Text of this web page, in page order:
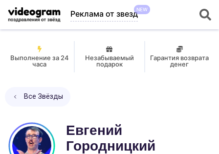
Реклама от звездNEW
Выполнение за 24
часа
Незабываемый
подарок
Гарантия возврата
денег
Все Звёзды
Евгений
Городницкий